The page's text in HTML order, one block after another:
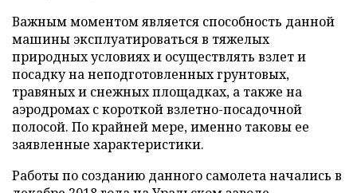
Важным моментом является способность данной
машины эксплуатироваться в тяжелых
природных условиях и осуществлять взлет и
посадку на неподготовленных грунтовых,
травяных и снежных площадках, а также на
аэродромах с короткой взлетно-посадочной
полосой. По крайней мере, именно таковы ее
заявленные характеристики.
Работы по созданию данного самолета начались в